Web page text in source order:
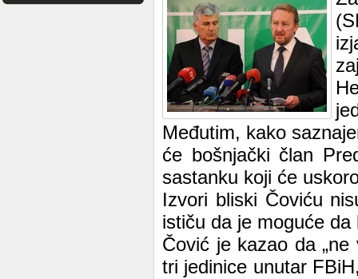
Međutim, kako
će bošnjački član
sastanku koji će
Izvori bliski Čoviću
ističu da je moguće
Čović je kazao da
tri jedinice unutar